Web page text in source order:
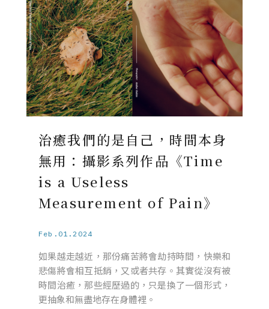
治癒我們的是自己，時間本身
無用：攝影系列作品《Time
is a Useless
Measurement of Pain》
Feb.01.2024
如果越走越近，那份痛苦將會劫持時間，快樂和
悲傷將會相互抵銷，又或者共存。其實從沒有被
時間治癒，那些經歷過的，只是換了一個形式，
更抽象和無盡地存在身體裡。